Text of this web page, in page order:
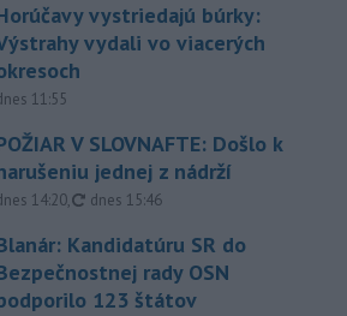
vystriedajú búrky:
vydali vo viacerých
11:55
V SLOVNAFTE: Došlo k
jednej z nádrží
14:20, aktualizované
dnes 15:46
Kandidatúru SR do
rady OSN
123 štátov